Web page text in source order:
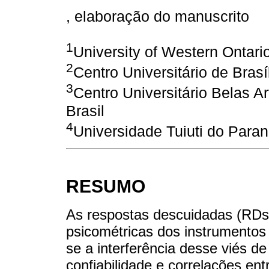
, elaboração do manuscrito
1 University of Western
2Centro Universitário de
3Centro Universitário Belas
Brasil
4Universidade Tuiuti do
RESUMO
As respostas descuidadas
psicométricas dos
se a interferência desse viés
confiabilidade e correlações